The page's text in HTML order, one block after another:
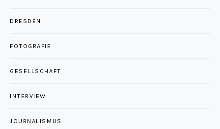
DRESDEN
FOTOGRAFIE
GESELLSCHAFT
INTERVIEW
JOURNALISMUS